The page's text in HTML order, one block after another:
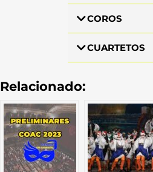
COROS
CUARTETOS
Relacionado: